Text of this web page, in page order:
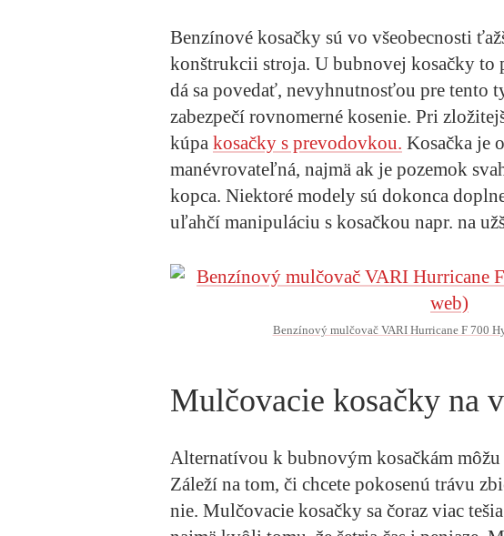
Benzínové kosačky sú vo všeobecnosti
konštrukcii stroja. U bubnovej kosačky to
dá sa povedať, nevyhnutnosťou pre tento
zabezpečí rovnomerné kosenie. Pri
kúpa kosačky s prevodovkou. Kosačka je
manévrovateľná, najmä ak je pozemok
kopca. Niektoré modely sú dokonca
uľahčí manipuláciu s kosačkou napr. na
Benzínový mulčovač VARI Hurricane F 700
Mulčovacie kosačky na
Alternatívou k bubnovým kosačkám
Záleží na tom, či chcete pokosenú trávu
nie. Mulčovacie kosačky sa čoraz viac